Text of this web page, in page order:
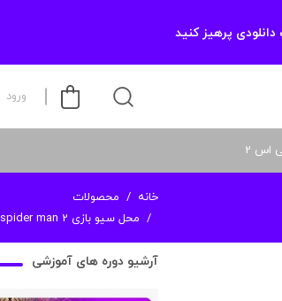
پرهیز کنید
ورود
اس 2
خانه
محصولات
محل سیو بازی the amazing spider man 2
آرشیو دوره های آموزشی